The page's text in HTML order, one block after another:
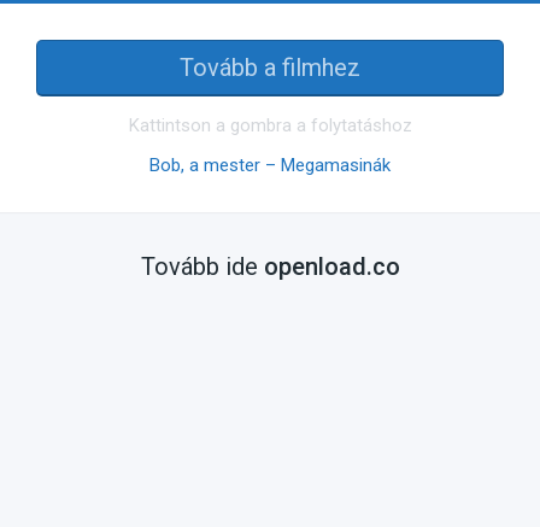
Tovább a filmhez
Kattintson a gombra a folytatáshoz
Bob, a mester – Megamasinák
Tovább ide openload.co